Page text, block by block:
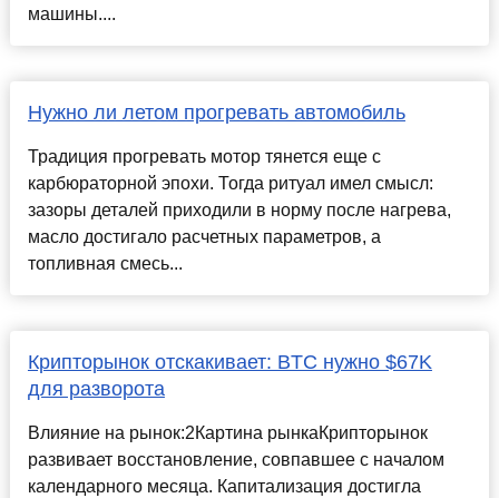
машины....
Нужно ли летом прогревать автомобиль
Традиция прогревать мотор тянется еще с
карбюраторной эпохи. Тогда ритуал имел смысл:
зазоры деталей приходили в норму после нагрева,
масло достигало расчетных параметров, а
топливная смесь...
Крипторынок отскакивает: BTC нужно $67K
для разворота
Влияние на рынок:2Картина рынкаКрипторынок
развивает восстановление, совпавшее с началом
календарного месяца. Капитализация достигла